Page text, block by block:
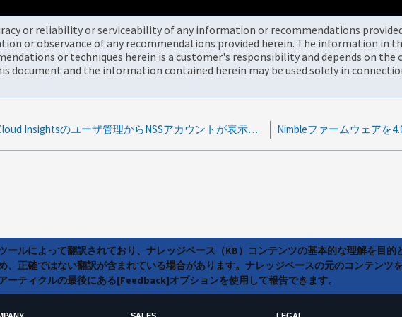
or reliability or serviceability of any information or recommendations
or observance of any recommendations provided herein. The information in
or techniques herein is a customer's responsibility and depends on
and the information contained herein may be used solely in
Cloud Insightsのユーザ管理からNSSアカウントが表示されなくなる
ールによって翻訳されており、ナレッジベース（KB）コンテンツの基本的な理解を目
、正確ではない翻訳が含まれている場合があります。ナレッジベースの元のコンテンツ
ーティクルの最後にある[Feedback]オプションを使用して報告できます。